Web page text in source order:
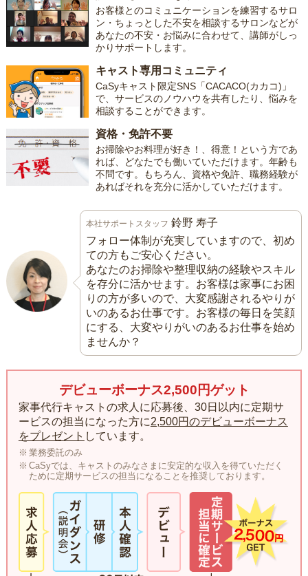
お客様とのコミュニケーションを練習するサロ
ン・ちょっとした不安を相談するサロンなどが
あなたの不安・お悩みに合わせて、講師がしっ
かりサポートします。
キャスト専用コミュニティ
CaSyキャスト限定SNS「CACACO(カカコ)」
で、サービスのノウハウを共有したり、悩みを
相談することができます。
資格・免許不要
お掃除やお料理が好き！、得意！という方であ
れば、どなたでも働いていただけます。年齢も
不問です。もちろん、資格や免許、職務経験が
あればそれを充分に活かしていただけます。
本社サポートスタッフ 鈴野 寿子
フォロー体制が充実していますので、初め
ての方もご安心ください。
あなたのお掃除や整理収納の経験やスキル
を存分に活かせます。お客様は家事にお困
りの方が多いので、大変感謝されるやりが
いのあるお仕事です。お客様の毎日を笑顔
にする、大変やりがいのあるお仕事を始め
ませんか？
デビューボーナス2,500円ゲット
家事代行キャストの求人に応募後、30日以内に定期サ
ービスの担当になった方に2,500円のデビューボーナス
をプレゼント しています。
業務委託のみ
CaSyでは、キャストのみなさまに安定的な収入を得ていただく
ために定期サービスの担当になることを推奨しております。